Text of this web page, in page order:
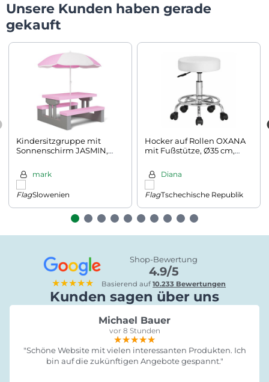
Unsere Kunden haben gerade
gekauft
Kindersitzgruppe mit
Sonnenschirm JASMIN,
mark
Slowenien
Hocker auf Rollen OXANA
mit Fußstütze, Ø35 cm,
Diana
Tschechische Republik
★★★★★
Shop-Bewertung
4.9/5
Basierend auf10.233 Bewertungen
Kunden sagen über uns
Michael Bauer
vor 8 Stunden
★★★★★
★★★★★
★★★★★
"Schöne Website mit vielen interessanten Produkten. Ich
bin auf die zukünftigen Angebote gespannt."